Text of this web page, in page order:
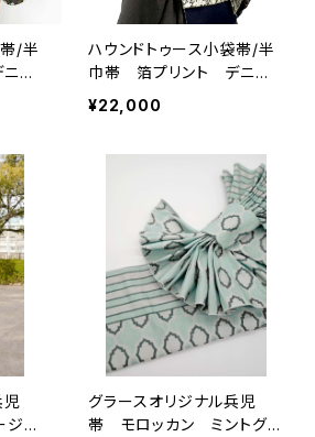
/半
ハウンドトゥース小袋帯/半
巾帯 箔プリント デニ
ム ブラック
¥22,000
児
ジ
グラースオリジナル兵児
帯 モロッカン ミントグリ